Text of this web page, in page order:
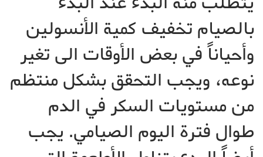
بالصيام تخفيف كمية الأنسولين
وأحياناً في بعض الأوقات الى تغير
نوعه، ويجب التحقق بشكل منتظم
من مستويات السكر في الدم
طوال فترة اليوم الصيامي. يجب